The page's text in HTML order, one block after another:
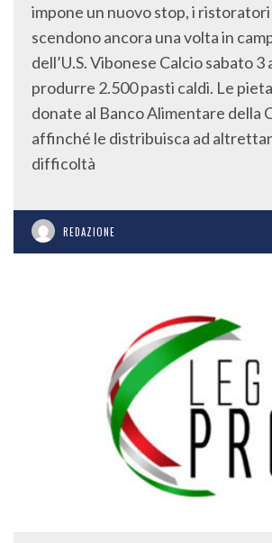
impone un nuovo stop, i
scendono ancora una volta in
dell’U.S. Vibonese Calcio sabato
produrre 2.500 pasti caldi. Le
donate al Banco Alimentare della
affinché le distribuisca ad
difficoltà
REDAZIONE